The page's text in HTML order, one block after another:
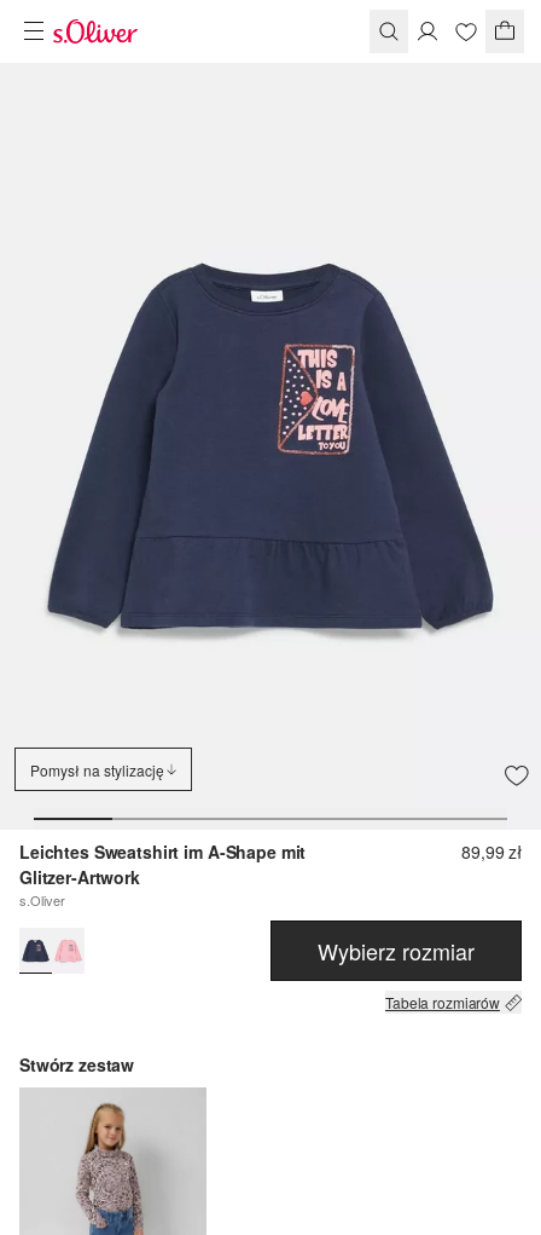
Pomysł na stylizację
Leichtes Sweatshirt im A-Shape mit
Glitzer-Artwork
s.Oliver
89,99 zł
Wybierz rozmiar
Tabela rozmiarów
Stwórz zestaw